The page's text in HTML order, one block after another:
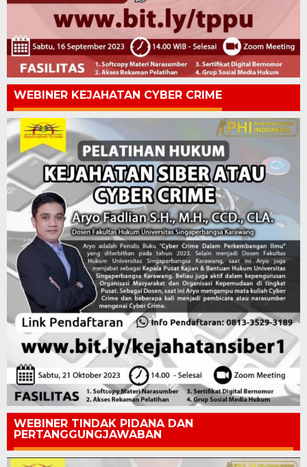
WEBINER KEJAHATAN CYBER CRIME
WEBINER TINDAK PIDANA DAN
PERTANGGUNGJAWABAN